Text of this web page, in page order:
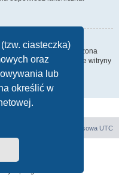
ciasteczka)
oraz
lub
określić w
jeśli funkcja ta jest włączona
z nami”. Członkowie witryny
Strefa czasowa UTC
Software © phpBB Limited
phpBB.pl